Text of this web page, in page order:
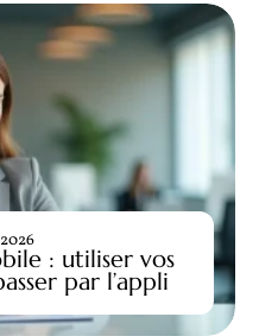
: utiliser vos
par l’appli